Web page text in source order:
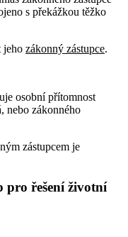
s překážkou těžko
jeho zákonný zástupce.
osobní přítomnost
nebo zákonného
zástupcem je
pro řešení životní